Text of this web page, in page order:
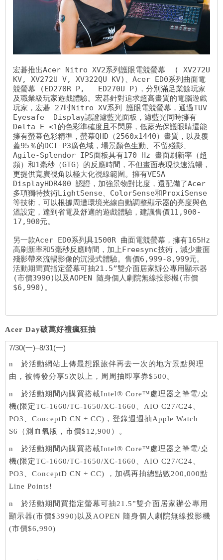
宏碁推出Acer Nitro XV2系列護眼電競螢幕  ( XV272U
KV, XV272U V, XV322QU KV)、Acer ED0系列曲面電
競螢幕 (ED270R P,   ED270U P)，分別滿足業餘玩家
及職業級玩家遊戲體驗。宏碁針對追求超高畫質的電腦遊戲
玩家，宏碁 27吋Nitro XV系列 護眼電競螢幕，通過TUV
Eyesafe  Display認證濾藍光面板，濾藍光同時擁有
Delta E <1的色彩準確度且不閃屏，低藍光保護眼睛還能
擁有螢幕色彩精準，螢幕QHD（2560x1440）畫質，以及覆
蓋95％的DCI-P3廣色域，場景顏色生動、不留殘影、
Agile-Splendor IPS面板具有170 Hz 畫面刷新率（超
頻）和1毫秒（GTG）的反應時間，不但畫面表現快速流暢，
更提供寬廣視角以極大化視線範圍。擁有VESA
DisplayHDR400 認證，加強景物對比度，還配備了Acer
多項獨特技術LightSense、ColorSense和ProxiSense
等技術，可以根據周遭環境光線自動調整顯示器的亮度與色
溫設定，達到省電及舒適的遊戲體驗，建議售價11,900-
17,900元。
另一款Acer ED0系列具1500R 曲面電競螢幕，擁有165Hz
高刷新率和5毫秒反應時間，加上Freesync技術，減少畫面
殘影帶來流暢影像的沉浸式體驗。售價6,999-8,999元。
活動期間買指定螢幕可抽21.5”雙介面居家辦公專用顯示器
(市價3990)以及AOPEN 隨身個人劇院無線投影機(市價
$6,990)。
Acer Day破萬好禮瘋狂抽
7/30(一)–8/31(一)
n 於活動網站上傳最想跟旅伴再去一次的地方景點與理
由，被轉發分享5次以上，周周抽即享券$500。
n 於活動期間內購買搭載Intel® Core™處理器之筆電/桌
機(限定TC-1660/TC-1650/XC-1660、AIO C27/C24、
PO3、ConceptD CN + CC)，登錄週週抽Apple Watch
S6（測血氧版，市價$12,900）。
n 於活動期間內購買搭載Intel® Core™處理器之筆電/桌
機(限定TC-1660/TC-1650/XC-1660、AIO C27/C24、
PO3、ConceptD CN + CC) ，加碼再抽總點數200,000點
Line Points!
n 於活動期間買指定螢幕可抽21.5”雙介面居家辦公專用
顯示器(市價$3990)以及AOPEN 隨身個人劇院無線投影機
(市價$6,990)